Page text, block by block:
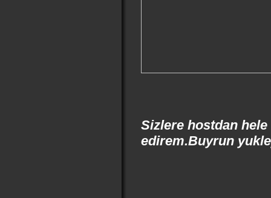
Sizlere hostdan
edirem.Buyrun